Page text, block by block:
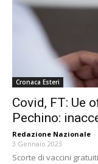
Cronaca Esteri
Covid, FT: Ue
Pechino:
Redazione Nazionale -
3 Gennaio 2023
Scorte di vaccini